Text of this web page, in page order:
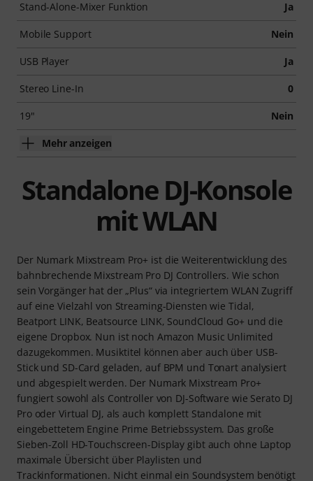
Stand-Alone-Mixer Funktion Ja
Mobile Support Nein
USB Player Ja
Stereo Line-In 0
19" Nein
Mehr anzeigen
Standalone DJ-Konsole
mit WLAN
Der Numark Mixstream Pro+ ist die Weiterentwicklung des
bahnbrechende Mixstream Pro DJ Controllers. Wie schon
sein Vorgänger hat der „Plus“ via integriertem WLAN Zugriff
auf eine Vielzahl von Streaming-Diensten wie Tidal,
Beatport LINK, Beatsource LINK, SoundCloud Go+ und die
eigene Dropbox. Nun ist noch Amazon Music Unlimited
dazugekommen. Musiktitel können aber auch über USB-
Stick und SD-Card geladen, auf BPM und Tonart analysiert
und abgespielt werden. Der Numark Mixstream Pro+
fungiert sowohl als Controller von DJ-Software wie Serato DJ
Pro oder Virtual DJ, als auch komplett Standalone mit
eingebettetem Engine Prime Betriebssystem. Das große
Sieben-Zoll HD-Touchscreen-Display gibt auch ohne Laptop
maximale Übersicht über Playlisten und
Trackinformationen. Nicht einmal ein Soundsystem benötigt